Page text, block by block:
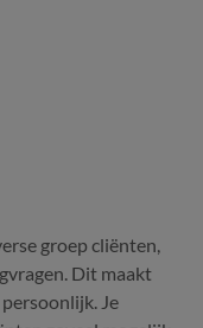
groep cliënten,
Dit maakt
Je